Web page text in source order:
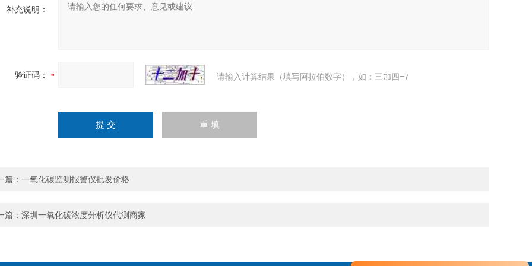
补充说明：
验证码： 请输入计算结果（填写阿拉伯数字），如：三加四=7
篇： 一氧化碳监测报警仪批发价格
篇： 深圳一氧化碳浓度分析仪代测商家